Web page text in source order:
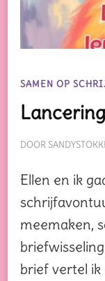
SAMEN OP
DOOR
Ellen en ik
meemaken,
brief vertel